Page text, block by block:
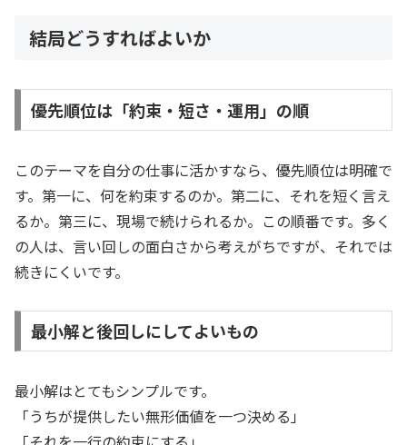
結局どうすればよいか
優先順位は「約束・短さ・運用」の順
このテーマを自分の仕事に活かすなら、優先順位は明確で
す。第一に、何を約束するのか。第二に、それを短く言え
るか。第三に、現場で続けられるか。この順番です。多く
の人は、言い回しの面白さから考えがちですが、それでは
続きにくいです。
最小解と後回しにしてよいもの
最小解はとてもシンプルです。
「うちが提供したい無形価値を一つ決める」